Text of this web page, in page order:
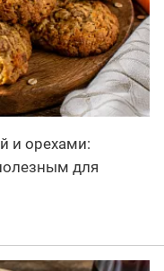
и орехами:
для